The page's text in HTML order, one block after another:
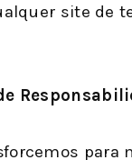
site de
para